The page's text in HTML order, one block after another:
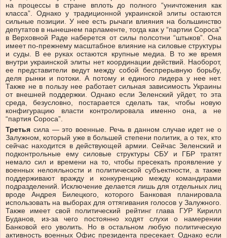
на процессы в стране вплоть до полного “уничтожения как
класса”. Однако у традиционной украинской элиты остаются
сильные позиции. У нее есть рычаги влияния на большинство
депутатов в нынешнем парламенте, тогда как у “партии Сороса”
в Верховной Раде наберется от силы полсотни “штыков”. Она
имеет по-прежнему масштабное влияние на силовые структуры
и суды. В ее руках остаются крупные медиа. В то же время
внутри украинской элиты нет координации действий. Наоборот,
ее представители ведут между собой беспрерывную борьбу,
деля рынки и потоки. А потому и единого лидера у нее нет.
Также не в пользу нее работает сильная зависимость Украины
от внешней поддержки. Однако если Зеленский уйдет, то эта
среда, безусловно, постарается сделать так, чтобы новую
конфигурацию власти контролировала именно она, а не
“партия Сороса”.
Третья сила — это военные. Речь в данном случае идет не о
Залужном, который уже в большей степени политик, а о тех, кто
сейчас находится в действующей армии. Сейчас Зеленский и
подконтрольные ему силовые структуры СБУ и ГБР тратят
немало сил и времени на то, чтобы пресекать проявление у
военных нелояльности и политической субъектности, а также
поддерживают вражду и конкуренцию между командирами
подразделений. Исключение делается лишь для отдельных лиц
вроде Андрея Билецкого, которого Банковая планировала
использовать на выборах для оттягивания голосов у Залужного.
Также имеет свой политический рейтинг глава ГУР Кирилл
Буданов, из-за чего постоянно ходят слухи о намерении
Банковой его уволить. Но в остальном любую политическую
активность военных Офис президента пресекает. Однако если